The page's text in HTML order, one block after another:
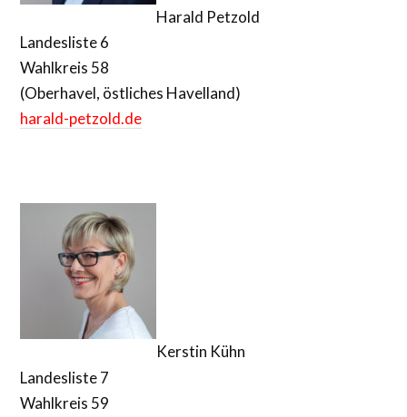
Harald Petzold
Landesliste 6
Wahlkreis 58
(Oberhavel, östliches Havelland)
harald-petzold.de
Kerstin Kühn
Landesliste 7
Wahlkreis 59